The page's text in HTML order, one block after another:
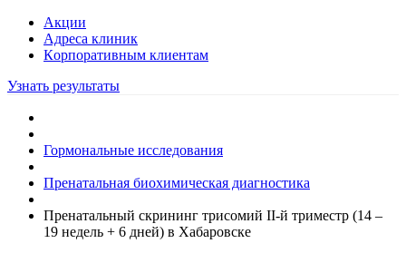
Акции
Адреса клиник
Кoрпоративным клиентам
Узнать результаты
Гормональные исследования
Пренатальная биохимическая диагностика
Пренатальный скрининг трисомий II-й триместр (14 –
19 недель + 6 дней) в Хабаровске